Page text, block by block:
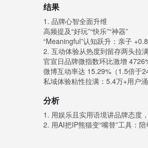
结果
1. 品牌心智全面升维
高频提及“好玩”“快乐”“神器”
“Meaningful”认知跃升：亲子
2. 互动体验从热度到留存两头拉
官宣日品牌微指数环比激增
微博互动率达 15.29%（1.5倍于
私域体验粘性拉满：5.4万+用户
分析
1. 用娱乐且实用语境讲品牌态度
2. 用AI把IP熊猫变“嘴替”工具：